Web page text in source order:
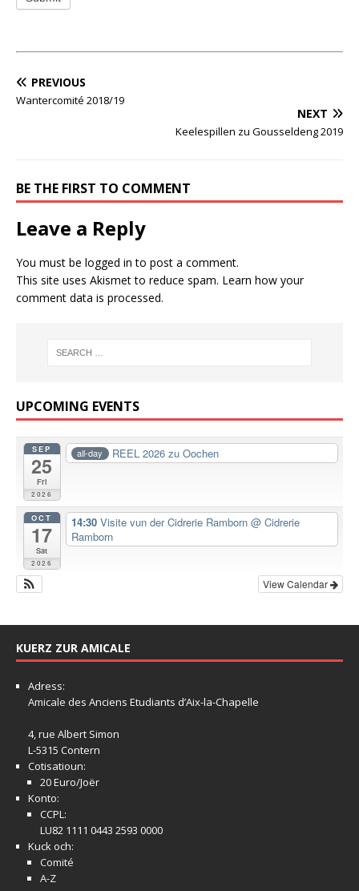
PREVIOUS
Wantercomité 2018/19
NEXT
Keelespillen zu Gousseldeng 2019
BE THE FIRST TO COMMENT
Leave a Reply
You must be logged in to post a comment.
This site uses Akismet to reduce spam. Learn how your
comment data is processed.
UPCOMING EVENTS
SEP
25
Fri
2026
all-day REEL 2026 zu Oochen
OCT
17
Sat
2026
14:30 Visite vun der Cidrerie Ramborn @ Cidrerie
Ramborn
View Calendar
KUERZ ZUR AMICALE
Adress:
Amicale des Anciens Etudiants d’Aix-la-Chapelle
4, rue Albert Simon
L-5315 Contern
Cotisatioun:
20 Euro/Joër
Konto:
CCPL:
LU82 1111 0443 2593 0000
Kuck och:
Comité
A-Z